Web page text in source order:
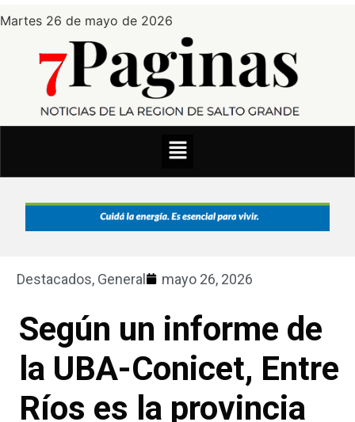
Martes 26 de mayo de 2026
Destacados, General mayo 26, 2026
Según un informe de
la UBA-Conicet, Entre
Ríos es la provincia